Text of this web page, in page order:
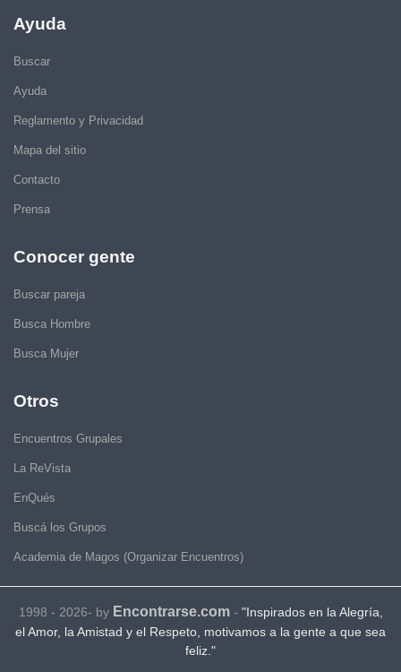
Ayuda
Buscar
Ayuda
Reglamento y Privacidad
Mapa del sitio
Contacto
Prensa
Conocer gente
Buscar pareja
Busca Hombre
Busca Mujer
Otros
Encuentros Grupales
La ReVista
EnQués
Buscá los Grupos
Academia de Magos (Organizar Encuentros)
1998 - 2026- by Encontrarse.com- "Inspirados en la Alegría,
el Amor, la Amistad y el Respeto, motivamos a la gente a que sea
feliz."